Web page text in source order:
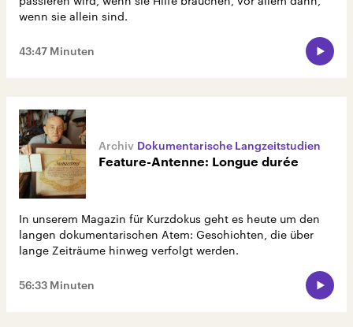
wenn sie allein sind.
43:47 Minuten
Dokumentarische Langzeitstudien
Feature-Antenne: Longue durée
In unserem Magazin für Kurzdokus geht es heute um den
langen dokumentarischen Atem: Geschichten, die über
lange Zeiträume hinweg verfolgt werden.
56:33 Minuten